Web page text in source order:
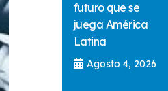
futuro que se
juega América
Latina
Agosto 4, 2026